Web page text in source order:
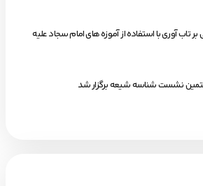
بر تاب آوری با استفاده از آموزه های امام سجاد علیه
نشست شناسه شیعه برگزار شد